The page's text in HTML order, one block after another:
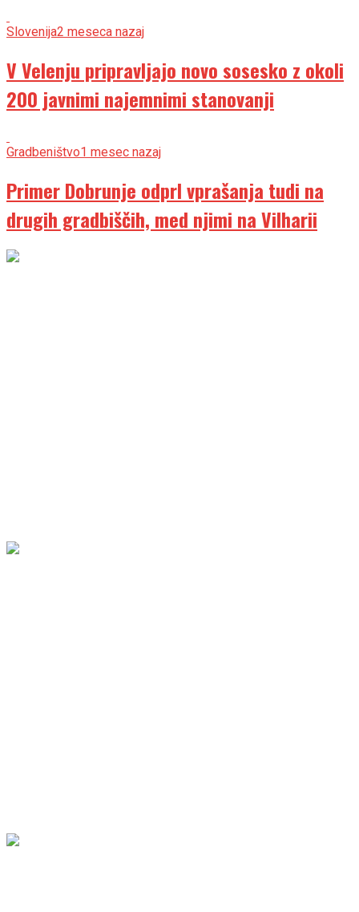
Slovenija2 meseca nazaj
V Velenju pripravljajo novo sosesko z okoli
200 javnimi najemnimi stanovanji
Gradbeništvo1 mesec nazaj
Primer Dobrunje odprl vprašanja tudi na
drugih gradbiščih, med njimi na Vilharii